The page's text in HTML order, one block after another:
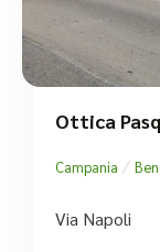
Ottica
Campania /
Via Napoli